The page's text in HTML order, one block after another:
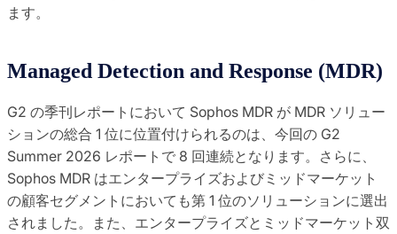
ます。
Managed Detection and Response (MDR)
G2 の季刊レポートにおいて Sophos MDR が MDR ソリュー
ションの総合 1 位に位置付けられるのは、今回の G2
Summer 2026 レポートで 8 回連続となります。さらに、
Sophos MDR はエンタープライズおよびミッドマーケット
の顧客セグメントにおいても第 1 位のソリューションに選出
されました。また、エンタープライズとミッドマーケット双